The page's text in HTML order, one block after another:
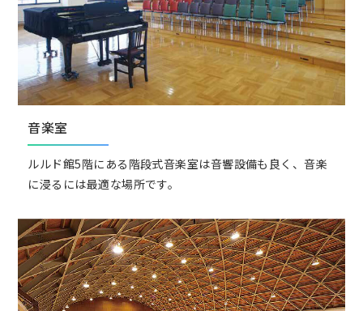
音楽室
ルルド館5階にある階段式音楽室は音響設備も良く、音楽
に浸るには最適な場所です。